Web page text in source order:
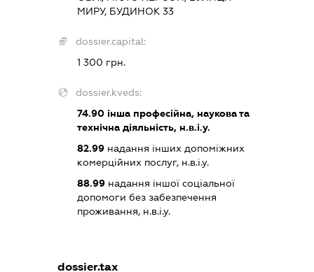
МИРУ, БУДИНОК 33
dossier.capital:
1 300 грн.
dossier.kveds:
74.90інша професійна, наукова та
технічна діяльність, н.в.і.у.
82.99надання інших допоміжних
комерційних послуг, н.в.і.у.
88.99надання іншої соціальної
допомоги без забезпечення
проживання, н.в.і.у.
dossier.tax